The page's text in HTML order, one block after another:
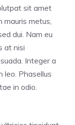
sit amet
mauris metus,
dui. Nam eu
at nisi
Integer a
leo. Phasellus
in odio.